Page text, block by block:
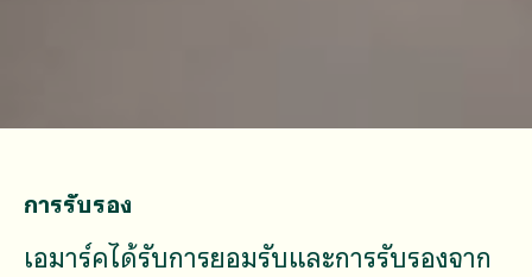
การรับรอง
เอมาร์คได้รับการยอมรับและการรับรองจาก